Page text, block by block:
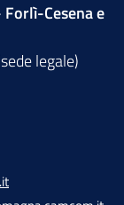
Cesena e
legale)